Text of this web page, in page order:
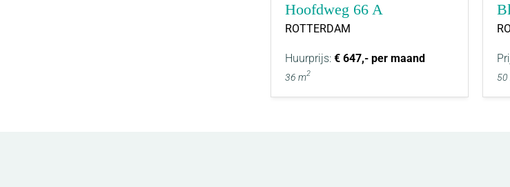
Hoofdweg 66 A
ROTTERDAM
Huurprijs: € 647,- per maand
36 m2 50